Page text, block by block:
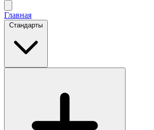
Главная
Стандарты